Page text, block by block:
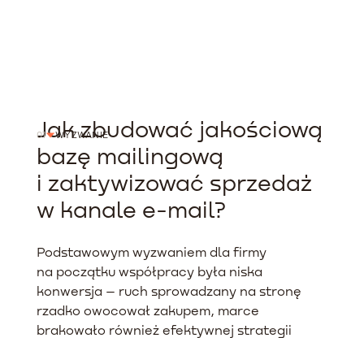
01 WYZWANIE
Jak zbudować jakościową
bazę mailingową
i zaktywizować sprzedaż
w kanale e-mail?
Podstawowym wyzwaniem dla firmy
na początku współpracy była niska
konwersja – ruch sprowadzany na stronę
rzadko owocował zakupem, marce
brakowało również efektywnej strategii